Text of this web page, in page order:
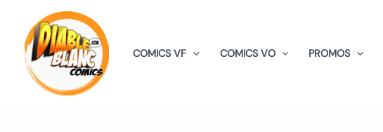
contenu
COMICS VF COMICS VO PROMOS